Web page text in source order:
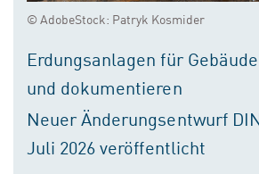
© AdobeStock: Patryk Kosmider
Erdungsanlagen für
und dokumentieren
Neuer Änderungsentwurf
Juli 2026 veröffentlicht